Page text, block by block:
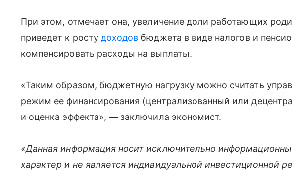
При этом, отмечает она, увеличение доли работающих
приведет к росту доходов бюджета в виде налогов и
компенсировать расходы на выплаты.
«Таким образом, бюджетную нагрузку можно считать
режим ее финансирования (централизованный или
и оценка эффекта», — заключила экономист.
«Данная информация носит исключительно
характер и не является индивидуальной инвестиционной